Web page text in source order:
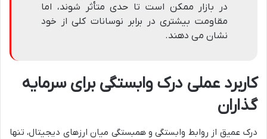
در بازار ممکن است تا حدی متأثر شوند، اما
مقاومت بیشتری در برابر نوسانات کلی از خود
نشان می دهند.
کاربرد عملی درک وابستگی برای سرمایه
گذاران
درک عمیق از روابط وابستگی و همبستگی میان ارزهای دیجیتال، تنها